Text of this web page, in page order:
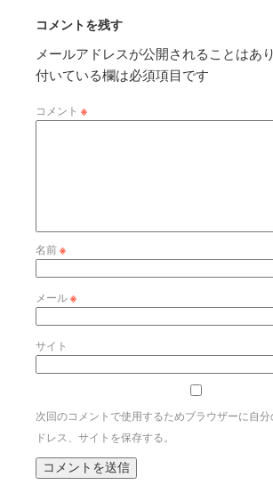
コメントを残す
メールアドレスが公開されることはあり
付いている欄は必須項目です
コメント ※
名前※
メール※
サイト
次回のコメントで使用するためブラウザーに自
ドレス、サイトを保存する。